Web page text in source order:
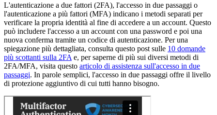
L'autenticazione a due fattori (2FA), l'accesso in due passaggi o
l'autenticazione a più fattori (MFA) indicano i metodi separati per
verificare la propria identità al fine di accedere a un account. Questo
può includere l'accesso a un account con una password e poi una
nuova conferma tramite un codice di autenticazione. Per una
spiegazione più dettagliata, consulta questo post sulle 10 domande
più scottanti sulla 2FA e, per saperne di più sui diversi metodi di
2FA/MFA, visita questo articolo di assistenza sull'accesso in due
passaggi. In parole semplici, l'accesso in due passaggi offre il livello
di protezione aggiuntivo di cui tutti hanno bisogno.